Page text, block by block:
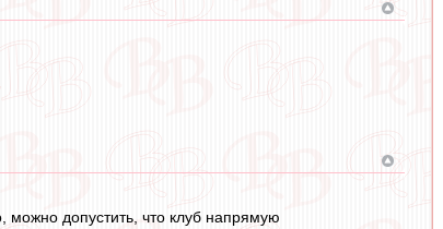
можно допустить, что клуб напрямую